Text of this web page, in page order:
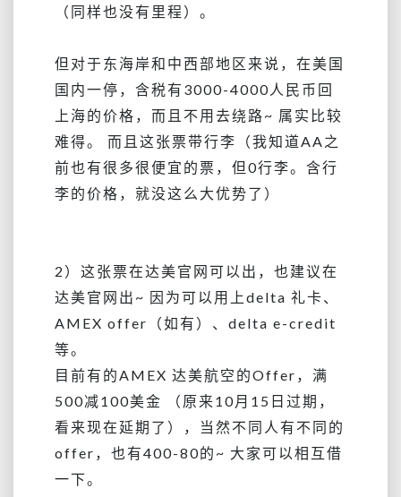
（同样也没有里程）。
但对于东海岸和中西部地区来说，在美国
国内一停，含税有3000-4000人民币回
上海的价格，而且不用去绕路~ 属实比较
难得。 而且这张票带行李（我知道AA之
前也有很多很便宜的票，但0行李。含行
李的价格，就没这么大优势了）
2）这张票在达美官网可以出，也建议在
达美官网出~ 因为可以用上delta 礼卡、
AMEX offer（如有）、delta e-credit
等。
目前有的AMEX 达美航空的Offer，满
500减100美金 （原来10月15日过期，
看来现在延期了），当然不同人有不同的
offer，也有400-80的~ 大家可以相互借
一下。